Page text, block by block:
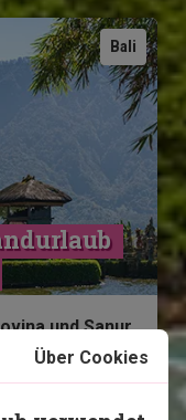
Bali
und Sanur
Lembongan
Über Cookies